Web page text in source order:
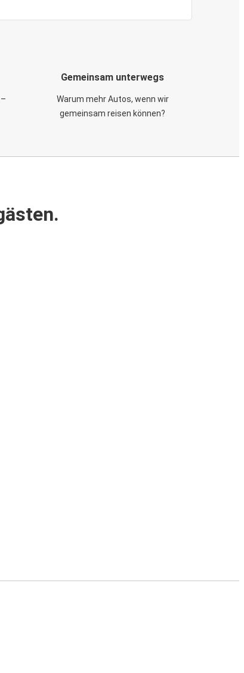
Gemeinsam unterwegs
Warum mehr Autos, wenn wir
gemeinsam reisen können?